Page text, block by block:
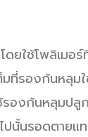
ดยใช้โพลิเมอ
ที่รองก้นหลุม
รองก้นหลุมป
ปนั้นรอดตายแ